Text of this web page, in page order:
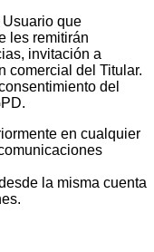
Usuario que
les remitirán
invitación a
comercial del Titular.
del
en cualquier
la misma cuenta